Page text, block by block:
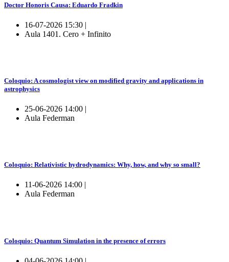
Doctor Honoris Causa: Eduardo Fradkin
16-07-2026 15:30 |
Aula 1401. Cero + Infinito
Coloquio: A cosmologist view on modified gravity and applications in
astrophysics
25-06-2026 14:00 |
Aula Federman
Coloquio: Relativistic hydrodynamics: Why, how, and why so small?
11-06-2026 14:00 |
Aula Federman
Coloquio: Quantum Simulation in the presence of errors